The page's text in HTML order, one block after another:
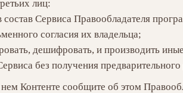
лиц:
Сервиса Правообладателя
согласия их владельца;
дешифровать, и производить
без получения
Контенте сообщите об этом